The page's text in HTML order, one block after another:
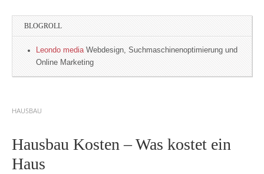
BLOGROLL
Leondo media Webdesign, Suchmaschinenoptimierung und
Online Marketing
HAUSBAU
Hausbau Kosten – Was kostet ein
Haus